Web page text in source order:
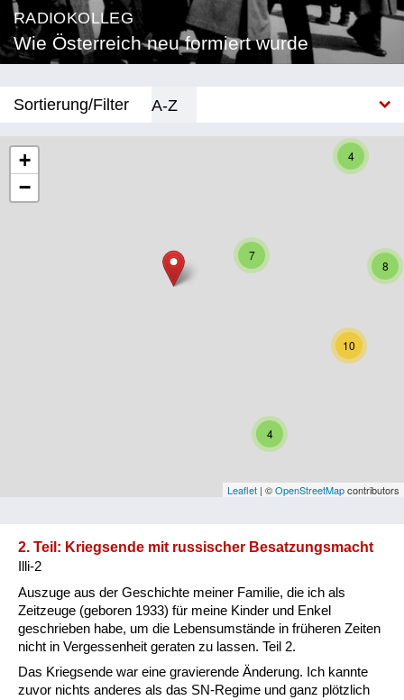
RADIOKOLLEG
Wie Österreich neu formiert wurde
Sortierung/Filter
A-Z
Kärnten
Vorarlberg
Besatzungsmächte
Frauen, Mütter, Kinder
Versorgung
10
7
4
4
8
+
−
Leaflet | ©OpenStreetMapcontributors
2. Teil: Kriegsende mit russischer Besatzungsmacht
Illi-2
Auszuge aus der Geschichte meiner Familie, die ich als
Zeitzeuge (geboren 1933) für meine Kinder und Enkel
geschrieben habe, um die Lebensumstände in früheren Zeiten
nicht in Vergessenheit geraten zu lassen. Teil 2.
Das Kriegsende war eine gravierende Änderung. Ich kannte
zuvor nichts anderes als das SN-Regime und ganz plötzlich